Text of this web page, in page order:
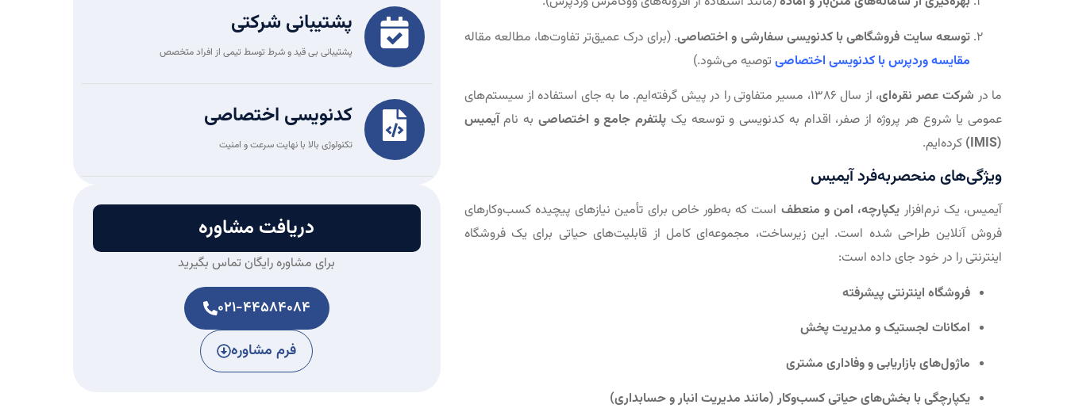
توسعه سایت فروشگاهی با کدنویسی سفارشی و اختصاصی. (برای درک عمیق‌تر تفاوت‌ها، مطالعه مقاله
مقایسه وردپرس با کدنویسی اختصاصی توصیه می‌شود.)
ما در شرکت عصر نقره‌ای
، از سال ۱۳۸۶، مسیر متفاوتی را در پیش گرفته‌ایم. ما به جای استفاده از سیستم‌های
عمومی یا شروع هر پروژه از صفر، اقدام به کدنویسی و توسعه یک پلتفرم جامع و اختصاصی به نامآیمیس
(IMIS)
کرده‌ایم.
ویژگی‌های منحصربه‌فرد آیمیس
آیمیس، یک نرم‌افزار یکپارچه، امن و منعطف است که به‌طور خاص برای تأمین نیازهای پیچیده کسب‌وکارهای
فروش آنلاین طراحی شده است. این زیرساخت، مجموعه‌ای کامل از قابلیت‌های حیاتی برای یک فروشگاه
اینترنتی را در خود جای داده است:
فروشگاه اینترنتی پیشرفته
امکانات لجستیک و مدیریت پخش
ماژول‌های بازاریابی و وفاداری مشتری
یکپارچگی با بخش‌های حیاتی کسب‌وکار (مانند مدیریت انبار و حسابداری)
پشتیبانی شرکتی
پشتیبانی بی قید و شرط توسط تیمی از افراد متخصص
کدنویسی اختصاصی
تکنولوژی بالا با نهایت سرعت و امنیت
دریافت مشاوره
برای مشاوره رایگان تماس بگیرید
021-44584084
فرم مشاوره